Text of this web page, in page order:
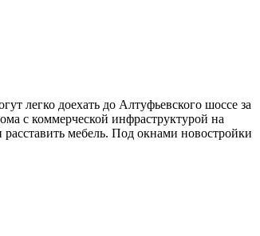
легко доехать до Алтуфьевского шоссе за
с коммерческой инфраструктурой на
мебель. Под окнами новостройки